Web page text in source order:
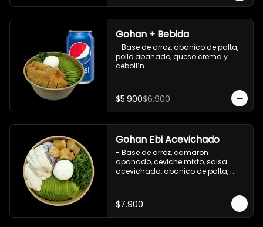
Gohan + Bebida
- Base de arroz, abanico de palta,
pollo apanado, queso crema y
cebollín.
**Imagen Referencial**
$5.900$6.900
Gohan Ebi Acevichado
- Base de arroz, camaron
apanado, ceviche mixto, salsa
acevichada, abanico de palta,
$7.900